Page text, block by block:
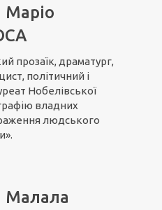
Маріо
прозаїк, драматург,
політичний і
Нобелівської
владних
людського
Малала